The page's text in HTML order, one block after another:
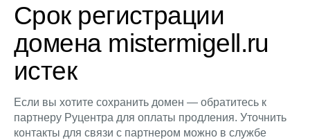
Срок регистрации
домена mistermigell.ru
истек
Если вы хотите сохранить домен — обратитесь к
партнеру Руцентра для оплаты продления. Уточнить
контакты для связи с партнером можно в службе